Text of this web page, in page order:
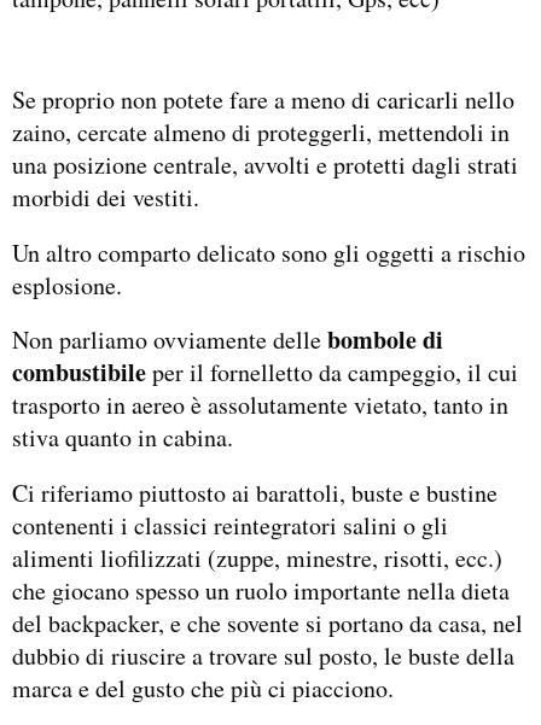
Se proprio non potete fare a meno di caricarli nello
zaino, cercate almeno di proteggerli, mettendoli in
una posizione centrale, avvolti e protetti dagli strati
morbidi dei vestiti.
Un altro comparto delicato sono gli oggetti a rischio
esplosione.
Non parliamo ovviamente dellebombole di
combustibileper il fornelletto da campeggio, il cui
trasporto in aereo è assolutamente vietato, tanto in
stiva quanto in cabina.
Ci riferiamo piuttosto ai barattoli, buste e bustine
contenenti i classici reintegratori salini o gli
alimenti liofilizzati (zuppe, minestre, risotti, ecc.)
che giocano spesso un ruolo importante nella dieta
del backpacker, e che sovente si portano da casa, nel
dubbio di riuscire a trovare sul posto, le buste della
marca e del gusto che più ci piacciono.